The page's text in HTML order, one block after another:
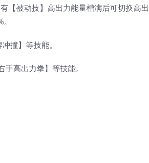
【被动技】高出力能量槽满后可切换高
撞】等技能。
高出力拳】等技能。